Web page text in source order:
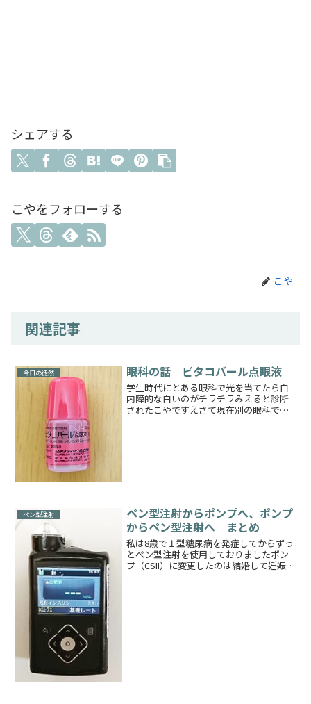
シェアする
こやをフォローする
こや
関連記事
今日の徒然 眼科の話 ビタコバール点眼液
学生時代にとある眼科で光を当てたら白
内障的な白いのがチラチラみえると診断
されたこやですえさて現在別の眼科で診
ペン型注射
ペン型注射からポンプへ、ポンプ
からペン型注射へ まとめ
私は8歳で１型糖尿病を発症してからずっ
とペン型注射を使用しておりましたポン
プ（CSII）に変更したのは結婚して妊娠を